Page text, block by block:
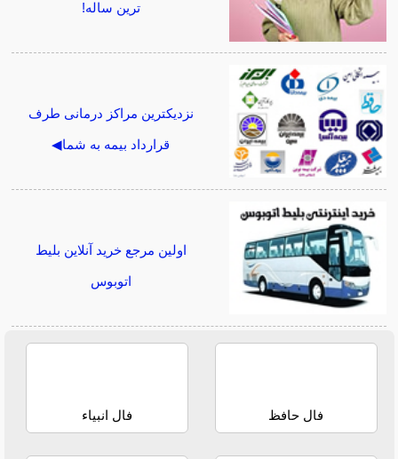
ترین ساله!
نزدیکترین مراکز درمانی طرف
قرارداد بیمه به شما◀
اولین مرجع خرید آنلاین بلیط
اتوبوس
فال حافظ فال انبیاء